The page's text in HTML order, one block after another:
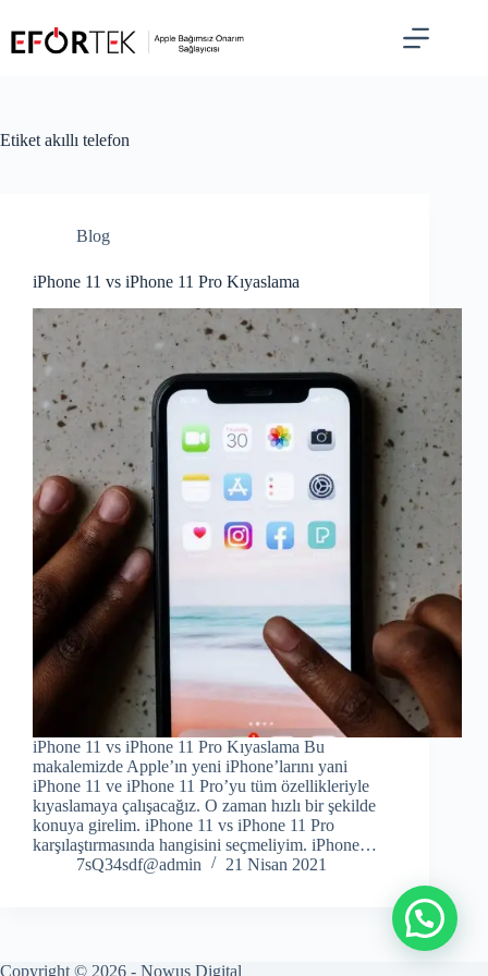
to
content
Etiket akıllı telefon
Blog
iPhone 11 vs iPhone 11 Pro Kıyaslama
iPhone 11 vs iPhone 11 Pro Kıyaslama Bu
makalemizde Apple’ın yeni iPhone’larını yani
iPhone 11 ve iPhone 11 Pro’yu tüm özellikleriyle
kıyaslamaya çalışacağız. O zaman hızlı bir şekilde
konuya girelim. iPhone 11 vs iPhone 11 Pro
karşılaştırmasında hangisini seçmeliyim. iPhone…
7sQ34sdf@admin
21 Nisan 2021
Copyright © 2026 - Nowus Digital